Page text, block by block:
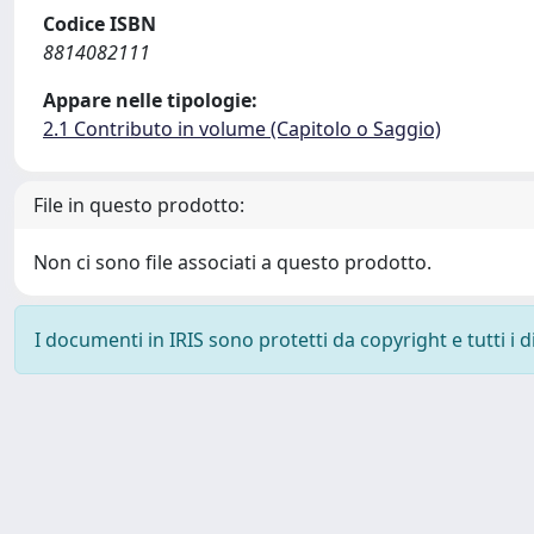
Codice ISBN
8814082111
Appare nelle tipologie:
2.1 Contributo in volume (Capitolo o Saggio)
File in questo prodotto:
Non ci sono file associati a questo prodotto.
I documenti in IRIS sono protetti da copyright e tutti i